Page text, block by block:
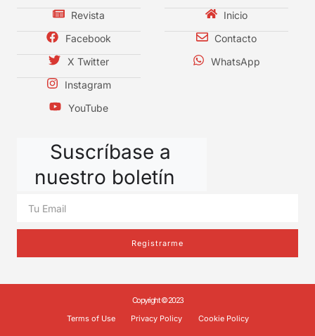
Revista
Facebook
X Twitter
Instagram
YouTube
Inicio
Contacto
WhatsApp
Suscríbase a
nuestro boletín
Registrarme
Copyright © 2023
Terms of Use
Privacy Policy Cookie Policy